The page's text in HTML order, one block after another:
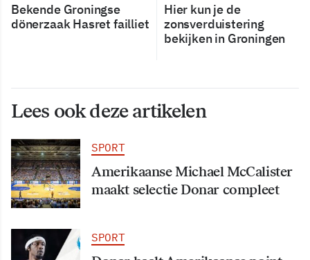
Bekende Groningse
dönerzaak Hasret failliet
Hier kun je de
zonsverduistering
bekijken in Groningen
Lees ook deze artikelen
SPORT
Amerikaanse Michael McCalister
maakt selectie Donar compleet
SPORT